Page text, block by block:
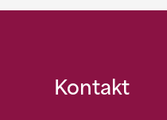
Fusszeile
Kontakt